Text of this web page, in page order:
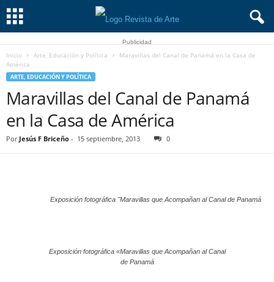
Publicidad
Inicio Arte, Educación y Política
Maravillas del Canal de Panamá en la Casa de
América
ARTE, EDUCACIÓN Y POLÍTICA
Maravillas del Canal de Panamá
en la Casa de América
Por Jesús F Briceño - 15 septiembre, 2013 0
Exposición fotográfica "Maravillas que Acompañan al Canal de Panamá
Exposición fotográfica «Maravillas que Acompañan al Canal
de Panamá